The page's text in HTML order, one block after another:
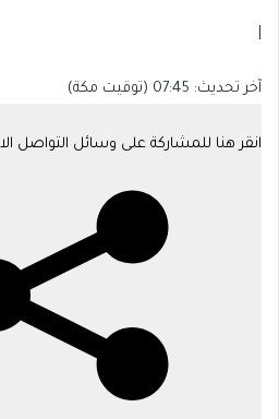
آخر
07:45
آخر تحديث: 07:45 (توقيت مكة)
انقر هنا للمشاركة على وسائل التواصل